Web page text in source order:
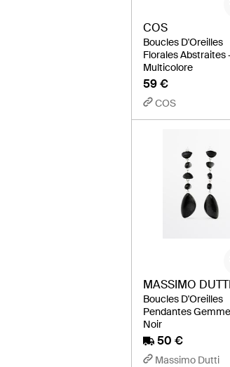
COS
Boucles D'Oreilles
Florales Abstraites
Multicolore
59 €
COS
MASSIMO DUTTI
Boucles D'Oreilles
Pendantes
Noir
50 €
Massimo Dutti